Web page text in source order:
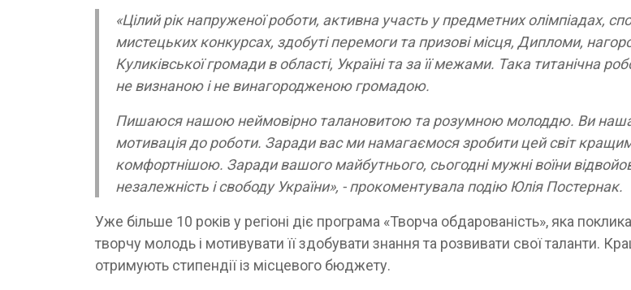
«Цілий рік напруженої роботи, активна участь у предметних олімпіадах,
мистецьких конкурсах, здобуті перемоги та призові місця, Дипломи,
Куликівської громади в області, Україні та за її межами. Така титанічна
не визнаною і не винагородженою громадою.
Пишаюся нашою неймовірно талановитою та розумною молоддю. Ви наша
мотивація до роботи. Заради вас ми намагаємося зробити цей світ
комфортнішою. Заради вашого майбутнього, сьогодні мужні воїни
незалежність і свободу України», - прокоментувала подію Юлія Постернак.
Уже більше 10 років у регіоні діє програма «Творча обдарованість», яка
творчу молодь і мотивувати її здобувати знання та розвивати свої таланти.
отримують стипендії із місцевого бюджету.